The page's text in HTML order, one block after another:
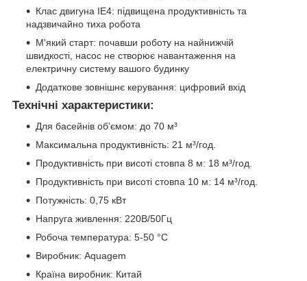
Клас двигуна IE4: підвищена продуктивність та
надзвичайно тиха робота
М'який старт: почавши роботу на найнижчій
швидкості, насос не створює навантаження на
електричну систему вашого будинку
Додаткове зовнішнє керування: цифровий вхід
Технічні характеристики:
Для басейнів об'ємом: до 70 м³
Максимальна продуктивність: 21 м³/год.
Продуктивність при висоті стовпа 8 м: 18 м³/год.
Продуктивність при висоті стовпа 10 м: 14 м³/год.
Потужність: 0,75 кВт
Напруга живлення: 220В/50Гц
Робоча температура: 5-50 °С
Виробник: Aquagem
Країна виробник: Китай